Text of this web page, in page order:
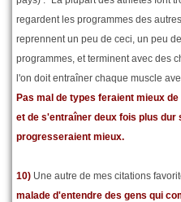
regardent les programmes des
reprennent un peu de ceci, un peu
programmes, et terminent avec des
l'on doit entraîner chaque muscle
Pas mal de types feraient mieux
et de s'entraîner deux fois plus dur
progresseraient mieux.
10) Une autre de mes citations
malade d'entendre des gens qui